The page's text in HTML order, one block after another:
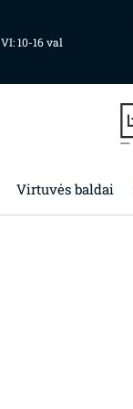
10-16 val
Virtuvės baldai